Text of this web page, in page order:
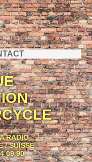
RADIO
/ SUISSE
09 90